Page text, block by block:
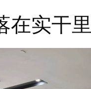
在实干